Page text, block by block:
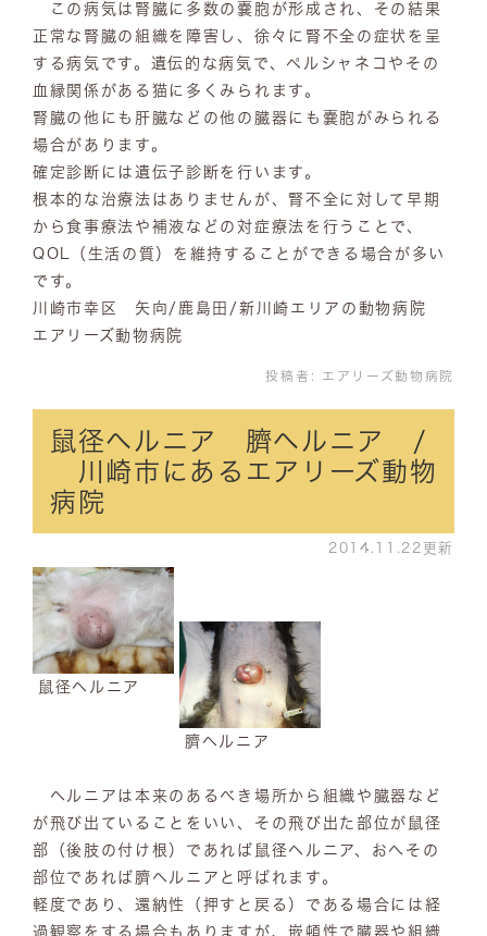
この病気は腎臓に多数の嚢胞が形成され、その結果
正常な腎臓の組織を障害し、徐々に腎不全の症状を呈
する病気です。遺伝的な病気で、ペルシャネコやその
血縁関係がある猫に多くみられます。
腎臓の他にも肝臓などの他の臓器にも嚢胞がみられる
場合があります。
確定診断には遺伝子診断を行います。
根本的な治療法はありませんが、腎不全に対して早期
から食事療法や補液などの対症療法を行うことで、
QOL（生活の質）を維持することができる場合が多い
です。
川崎市幸区 矢向/鹿島田/新川崎エリアの動物病院
エアリーズ動物病院
投稿者: エアリーズ動物病院
鼠径ヘルニア 臍ヘルニア /
川崎市にあるエアリーズ動物
病院
2014.11.22更新
鼠径ヘルニア
臍ヘルニア
ヘルニアは本来のあるべき場所から組織や臓器など
が飛び出ていることをいい、その飛び出た部位が鼠径
部（後肢の付け根）であれば鼠径ヘルニア、おへその
部位であれば臍ヘルニアと呼ばれます。
軽度であり、還納性（押すと戻る）である場合には経
過観察をする場合もありますが、嵌頓性で臓器や組織